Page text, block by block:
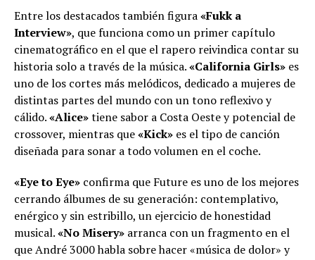
Entre los destacados también figura«Fukk a
Interview», que funciona como un primer capítulo
cinematográfico en el que el rapero reivindica contar su
historia solo a través de la música.«California Girls» es
uno de los cortes más melódicos, dedicado a mujeres de
distintas partes del mundo con un tono reflexivo y
cálido.«Alice»tiene sabor a Costa Oeste y potencial de
crossover, mientras que«Kick» es el tipo de canción
diseñada para sonar a todo volumen en el coche.
«Eye to Eye» confirma que Future es uno de los mejores
cerrando álbumes de su generación: contemplativo,
enérgico y sin estribillo, un ejercicio de honestidad
musical.«No Misery» arranca con un fragmento en el
que André 3000 habla sobre hacer «música de dolor» y